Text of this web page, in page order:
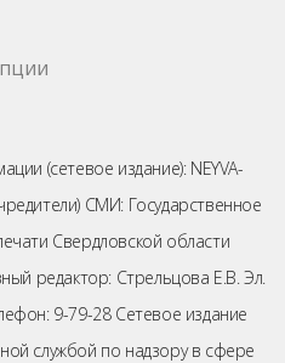
(сетевое издание): NEYVA-
СМИ: Государственное
Свердловской области
редактор: Стрельцова Е.В. Эл.
9-79-28 Сетевое издание
службой по надзору в сфере